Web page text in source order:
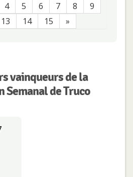
4 5 6 7 8
9
13 14 15 »
vainqueurs de la
de Truco